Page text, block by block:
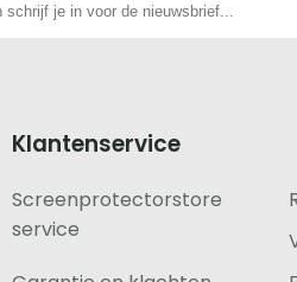
Klantenservice
Screenprotectorstore
service